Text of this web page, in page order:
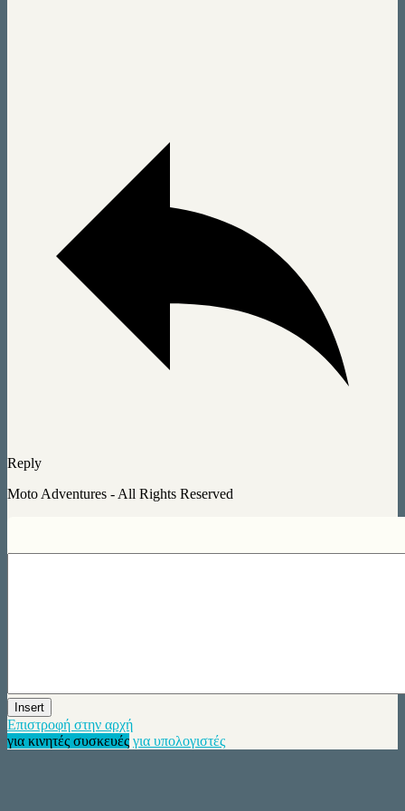
Reply
Moto Adventures - All Rights Reserved
Insert
Επιστροφή στην αρχή
για κινητές συσκευές για υπολογιστές